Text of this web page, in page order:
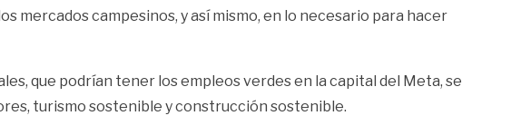
mercados campesinos, y así mismo, en lo necesario para hacer
que podrían tener los empleos verdes en la capital del Meta, se
turismo sostenible y construcción sostenible.